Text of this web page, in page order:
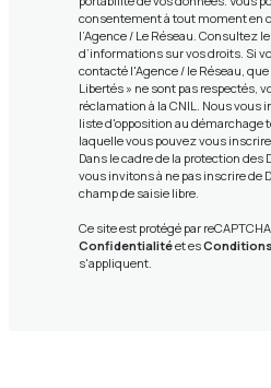
consentement à tout moment en
l’Agence / Le Réseau. Consultez
d’informations sur vos droits. Si
contacté l'Agence / le Réseau,
Libertés » ne sont pas respectés,
réclamation à la CNIL. Nous vous
liste d'opposition au démarchage
laquelle vous pouvez vous
Dans le cadre de la protection des
vous invitons à ne pas inscrire de
champ de saisie libre.
Ce site est protégé par
Confidentialitéet es
s'appliquent.